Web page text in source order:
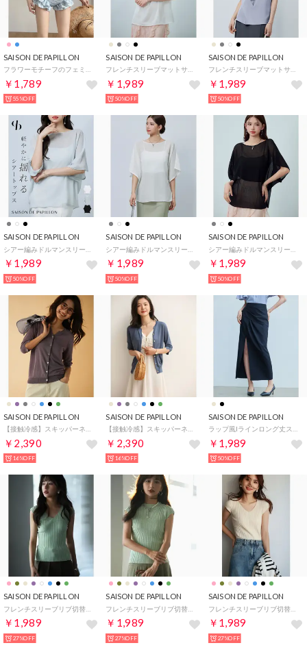
SAISON DE PAPILLON
￥1,789
55%OFF
SAISON DE PAPILLON
￥1,989
50%OFF
SAISON DE PAPILLON
フレンチスリーブマットサテンブラウス （ブルーグレー）
￥1,989
50%OFF
SAISON DE PAPILLON
￥1,989
50%OFF
SAISON DE PAPILLON
￥1,989
50%OFF
SAISON DE PAPILLON
￥1,989
50%OFF
SAISON DE PAPILLON
￥2,390
16%OFF
SAISON DE PAPILLON
￥2,390
16%OFF
SAISON DE PAPILLON
￥1,989
50%OFF
SAISON DE PAPILLON
￥1,989
27%OFF
SAISON DE PAPILLON
￥1,989
27%OFF
SAISON DE PAPILLON
フレンチスリーブリブ切替サマーニットトップス （ホワイト系その他）
￥1,989
27%OFF